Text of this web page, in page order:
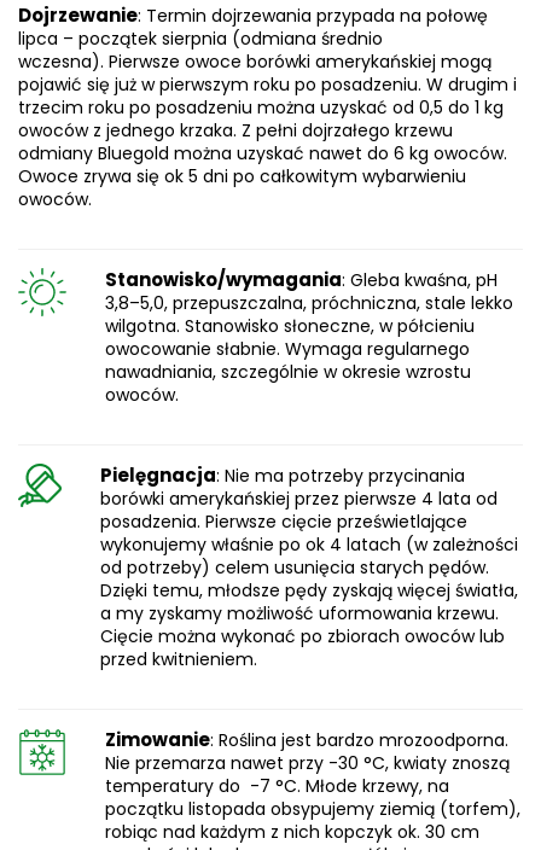
Dojrzewanie: Termin dojrzewania przypada na połowę
lipca – początek sierpnia (odmiana średnio
wczesna). Pierwsze owoce borówki amerykańskiej mogą
pojawić się już w pierwszym roku po posadzeniu. W drugim i
trzecim roku po posadzeniu można uzyskać od 0,5 do 1 kg
owoców z jednego krzaka. Z pełni dojrzałego krzewu
odmiany Bluegold można uzyskać nawet do 6 kg owoców.
Owoce zrywa się ok 5 dni po całkowitym wybarwieniu
owoców.
Stanowisko/wymagania: Gleba kwaśna, pH
3,8–5,0, przepuszczalna, próchniczna, stale lekko
wilgotna. Stanowisko słoneczne, w półcieniu
owocowanie słabnie. Wymaga regularnego
nawadniania, szczególnie w okresie wzrostu
owoców.
Pielęgnacja: Nie ma potrzeby przycinania
borówki amerykańskiej przez pierwsze 4 lata od
posadzenia. Pierwsze cięcie prześwietlające
wykonujemy właśnie po ok 4 latach (w zależności
od potrzeby) celem usunięcia starych pędów.
Dzięki temu, młodsze pędy zyskają więcej światła,
a my zyskamy możliwość uformowania krzewu.
Cięcie można wykonać po zbiorach owoców lub
przed kwitnieniem.
Zimowanie: Roślina jest bardzo mrozoodporna.
Nie przemarza nawet przy -30 °C, kwiaty znoszą
temperatury do -7 °C. Młode krzewy, na
początku listopada obsypujemy ziemią (torfem),
robiąc nad każdym z nich kopczyk ok. 30 cm